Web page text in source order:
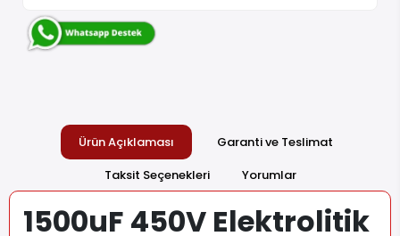
Ürün Açıklaması
Garanti ve Teslimat
Taksit Seçenekleri
Yorumlar
1500uF 450V Elektrolitik